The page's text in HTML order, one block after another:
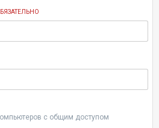
с общим доступом